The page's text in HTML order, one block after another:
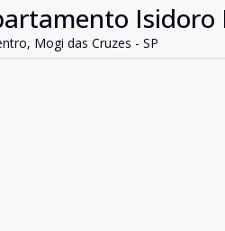
Isidoro
Mogi das Cruzes - SP